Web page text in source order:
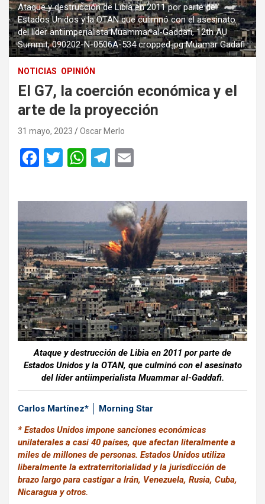
Ataque y destrucción de Libia en 2011 por parte de
Estados Unidos y la OTAN que culimnó con el asesinato
del líder antiimperialista Muammar al-Gaddafi, 12th AU
Summit, 090202-N-0506A-534 cropped.jpg Muamar Gadafi.
NOTICIAS OPINIÓN
El G7, la coerción económica y el
arte de la proyección
31 mayo, 2023 Oscar Merlo
F
ce
b
o
o
k
T
tt
W
at
A
p
p
T
e
gr
a
m
ail
Ataque y destrucción de Libia en 2011 por parte de
Estados Unidos y la OTAN, que culminó con el asesinato
del líder antiimperialista Muammar al-Gaddafi.
Carlos Martínez* │ Morning Star
* Estados Unidos impone sanciones económicas
unilaterales a casi 40 países, que afectan literalmente a
miles de millones de personas. Estados Unidos utiliza
liberalmente la extraterritorialidad y la jurisdicción de
brazo largo para castigar a Irán, Venezuela, Rusia, Cuba,
Nicaragua y otros.